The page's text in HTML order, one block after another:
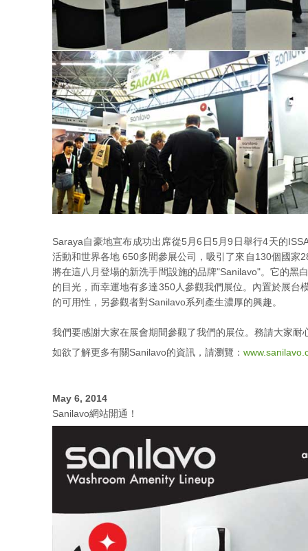
Saraya自豪地宣布成功出席從5月6日5月9日舉行4天的
活動和世界各地 650多間參展公司，吸引了來自130個國家
將在這八月登場的新洗手間設施的品牌"Sanilavo"。它的黑
的目光，而幸運地有多達350人參觀我們展位。內置於展台
的可用性，另參觀者對Sanilavo系列產生濃厚的興趣。
我們要感謝大家在展會期間參觀了我們的展位。務請大家耐
如欲了解更多有關Sanilavo的資訊，請瀏覽：
May 6, 2014
Sanilavo網站開通！